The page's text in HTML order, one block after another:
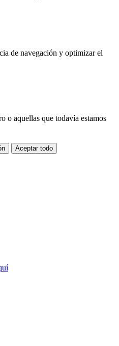
de navegación y optimizar el
o aquellas que todavía estamos
Aceptar todo